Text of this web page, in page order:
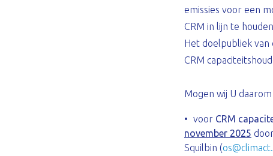
emissies voor een
CRM in lijn te
Het doelpubliek van
CRM
Mogen wij U
voor CRM
november 2025
Squilbin (